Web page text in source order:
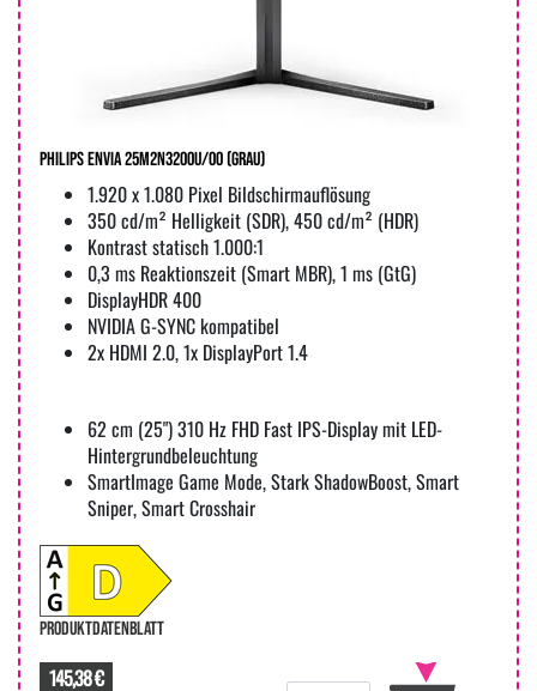
Philips Envia 25M2N3200U/00 (Grau)
1.920 x 1.080 Pixel Bildschirmauflösung
350 cd/m² Helligkeit (SDR), 450 cd/m² (HDR)
Kontrast statisch 1.000:1
0,3 ms Reaktionszeit (Smart MBR), 1 ms (GtG)
DisplayHDR 400
NVIDIA G-SYNC kompatibel
2x HDMI 2.0, 1x DisplayPort 1.4
62 cm (25") 310 Hz FHD Fast IPS-Display mit LED-
Hintergrundbeleuchtung
SmartImage Game Mode, Stark ShadowBoost, Smart
Sniper, Smart Crosshair
PRODUKTDATENBLATT
145,38 €